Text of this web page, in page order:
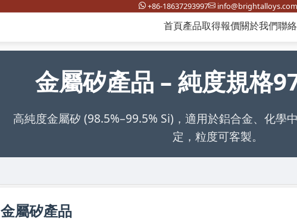
+86-18637293997 info@brightalloys.com
首頁產品取得報價關於我們聯
金屬矽產品 – 純度規格
高純度金屬矽 (98.5%–99.5% Si)，適用於鋁合金、化學
定，粒度可客製。
金屬矽產品